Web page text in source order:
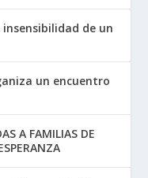
de un
un encuentro
A FAMILIAS DE